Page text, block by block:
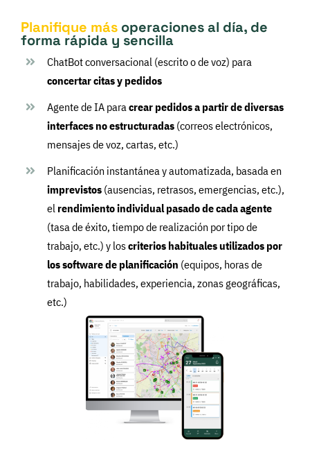
Planifique más operaciones al día, de
forma rápida y sencilla
ChatBot conversacional (escrito o de voz) para
concertar citas y pedidos
Agente de IA paracrear pedidos a partir de diversas
interfaces no estructuradas (correos electrónicos,
mensajes de voz, cartas, etc.)
Planificación instantánea y automatizada, basada en
imprevistos (ausencias, retrasos, emergencias, etc.),
el rendimiento individual pasado de cada agente
(tasa de éxito, tiempo de realización por tipo de
trabajo, etc.) y loscriterios habituales utilizados por
los software de planificación (equipos, horas de
trabajo, habilidades, experiencia, zonas geográficas,
etc.)